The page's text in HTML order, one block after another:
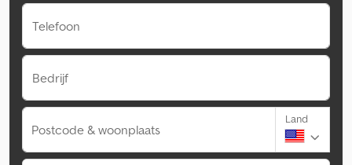
Telefoon
Bedrijf
Postcode & woonplaats
Land